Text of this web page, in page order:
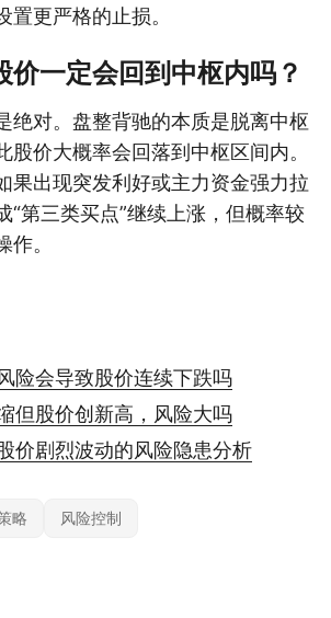
置更严格的止损。
价一定会回到中枢内吗？
绝对。盘整背驰的本质是脱离中枢
股价大概率会回落到中枢区间内。
果出现突发利好或主力资金强力拉
“第三类买点”继续上涨，但概率较
。
险会导致股价连续下跌吗
但股价创新高，风险大吗
价剧烈波动的风险隐患分析
略 风险控制